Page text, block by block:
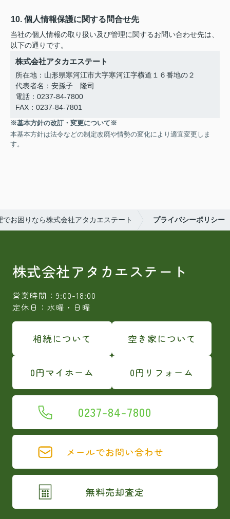
10. 個人情報保護に関する問合せ先
当社の個人情報の取り扱い及び管理に関するお問い合わせ先は、
以下の通りです。
株式会社アタカエステート
所在地：山形県寒河江市大字寒河江字横道１６番地の２
代表者名：安孫子 隆司
電話：0237-84-7800
FAX：0237-84-7801
※基本方針の改訂・変更について※
本基本方針は法令などの制定改廃や情勢の変化により適宜変更しま
す。
お困りなら株式会社アタカエステート プライバシーポリシー
株式会社アタカエステート
営業時間：9:00-18:00
定休日：水曜・日曜
相続について 空き家について
0円マイホーム 0円リフォーム
0237-84-7800
メールでお問い合わせ
無料売却査定